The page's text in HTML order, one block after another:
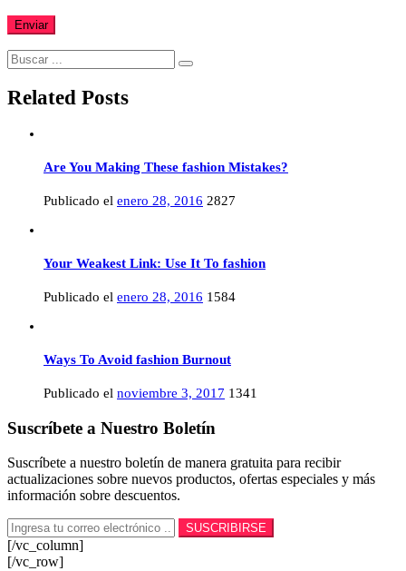
Related Posts
Are You Making These fashion Mistakes?
Publicado el enero 28, 2016 2827
Your Weakest Link: Use It To fashion
Publicado el enero 28, 2016 1584
Ways To Avoid fashion Burnout
Publicado el noviembre 3, 2017 1341
Suscríbete a Nuestro Boletín
Suscríbete a nuestro boletín de manera gratuita para recibir
actualizaciones sobre nuevos productos, ofertas especiales y más
información sobre descuentos.
[/vc_column]
[/vc_row]